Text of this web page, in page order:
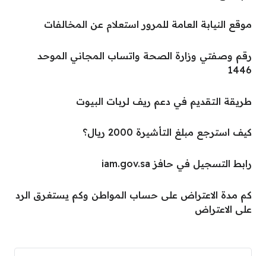
موقع النيابة العامة للمرور استعلام عن المخالفات
رقم وصفتي وزارة الصحة واتساب المجاني الموحد
1446
طريقة التقديم في دعم ريف لربات البيوت
كيف استرجع مبلغ التأشيرة 2000 ريال؟
رابط التسجيل في حافز iam.gov.sa
كم مدة الاعتراض على حساب المواطن وكم يستغرق الرد
على الاعتراض